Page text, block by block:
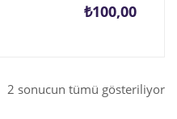
₺100,00
Şu
2 sonucun tümü gösteriliyor